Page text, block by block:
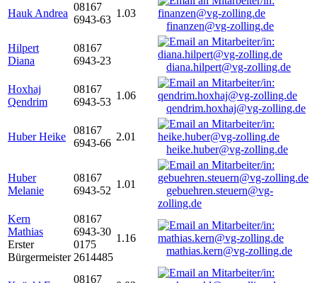
Hauk Andrea
08167
6943-63
1.03
finanzen@vg-zolling.de
Hilpert
Diana
08167
6943-23
diana.hilpert@vg-zolling.de
Hoxhaj
Qendrim
08167
6943-53
1.06
qendrim.hoxhaj@vg-zolling.de
Huber Heike
08167
6943-66
2.01
heike.huber@vg-zolling.de
Huber
Melanie
08167
6943-52
1.01
gebuehren.steuern@vg-
zolling.de
Kern
Mathias
Erster
Bürgermeister
08167
6943-30
0175
2614485
1.16
mathias.kern@vg-zolling.de
08167